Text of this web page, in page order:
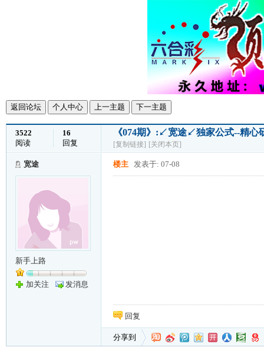
返回论坛 个人中心 上一主题 下一主题
3522
阅读
16
回复
《074期》:↙宽途↙独家公式--精心
[复制链接] [关闭本页]
宽途
新手上路
加关注 发消息
楼主 发表于: 07-08
回复
分享到